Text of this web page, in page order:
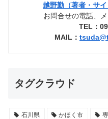
越野勤（著者・サ
お問合せの電話、
TEL：
MAIL：
タグクラウド
石川県 かほく市